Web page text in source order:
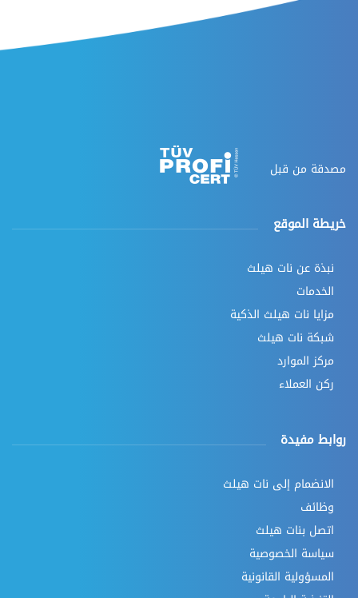
متطلبات طوابع مزودي الرعاية الصحية
مصدقة من قبل
خريطة الموقع
نبذة عن نات هيلث
الخدمات
مزايا نات هيلث الذكية
شبكة نات هيلث
مركز الموارد
ركن العملاء
روابط مفيدة
الانضمام إلى نات هيلث
وظائف
اتصل بنات هيلث
سياسة الخصوصية
المسؤولية القانونية